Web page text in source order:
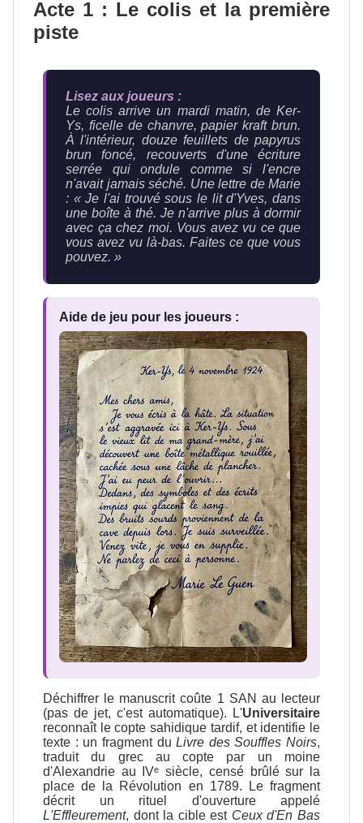
Acte 1 : Le colis et la première
piste
Lisez aux joueurs :
Le colis arrive un mardi matin, de Ker-
Ys, ficelle de chanvre, papier kraft brun.
À l'intérieur, douze feuillets de papyrus
brun foncé, recouverts d'une écriture
serrée qui ondule comme si l'encre
n'avait jamais séché. Une lettre de Marie
: « Je l'ai trouvé sous le lit d'Yves, dans
une boîte à thé. Je n'arrive plus à dormir
avec ça chez moi. Vous avez vu ce que
vous avez vu là-bas. Faites ce que vous
pouvez. »
Aide de jeu pour les joueurs :
Déchiffrer le manuscrit coûte 1 SAN au lecteur
(pas de jet, c'est automatique). L'Universitaire
reconnaît le copte sahidique tardif, et identifie le
texte : un fragment duLivre des Souffles Noirs,
traduit du grec au copte par un moine
d'Alexandrie au IVᵉ siècle, censé brûlé sur la
place de la Révolution en 1789. Le fragment
décrit un rituel d'ouverture appelé
L'Effleurement, dont la cible est Ceux d'En Bas